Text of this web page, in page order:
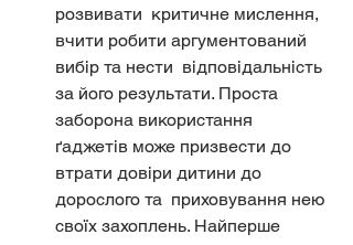
розвивати  критичне мислення,
вчити робити аргументований
вибір та нести  відповідальність
за його результати. Проста
заборона використання
ґаджетів може призвести до
втрати довіри дитини до
дорослого та  приховування нею
своїх захоплень. Найперше